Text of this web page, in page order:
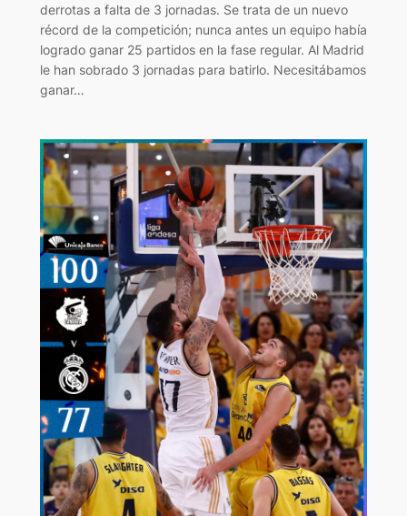
derrotas a falta de 3 jornadas. Se trata de un nuevo
récord de la competición; nunca antes un equipo había
logrado ganar 25 partidos en la fase regular. Al Madrid
le han sobrado 3 jornadas para batirlo. Necesitábamos
ganar…